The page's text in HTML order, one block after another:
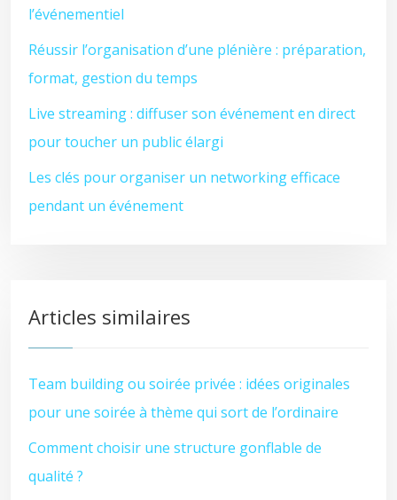
l’événementiel
Réussir l’organisation d’une plénière : préparation,
format, gestion du temps
Live streaming : diffuser son événement en direct
pour toucher un public élargi
Les clés pour organiser un networking efficace
pendant un événement
Articles similaires
Team building ou soirée privée : idées originales
pour une soirée à thème qui sort de l’ordinaire
Comment choisir une structure gonflable de
qualité ?